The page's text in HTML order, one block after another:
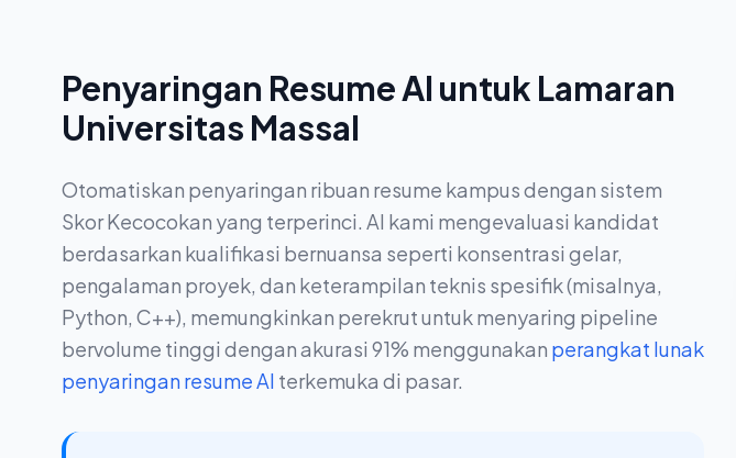
Penyaringan Resume AI untuk Lamaran
Universitas Massal
Otomatiskan penyaringan ribuan resume kampus dengan sistem
Skor Kecocokan yang terperinci. AI kami mengevaluasi kandidat
berdasarkan kualifikasi bernuansa seperti konsentrasi gelar,
pengalaman proyek, dan keterampilan teknis spesifik (misalnya,
Python, C++), memungkinkan perekrut untuk menyaring pipeline
bervolume tinggi dengan akurasi 91% menggunakan perangkat lunak
penyaringan resume AI terkemuka di pasar.